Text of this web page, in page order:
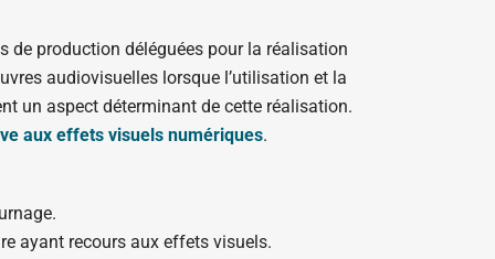
de production déléguées pour la réalisation
audiovisuelles lorsque l’utilisation et la
un aspect déterminant de cette réalisation.
aux effets visuels numériques.
ayant recours aux effets visuels.